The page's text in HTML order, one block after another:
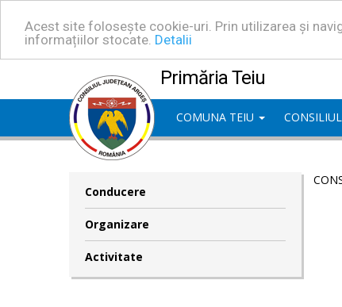
Acest site folosește cookie-uri. Prin utilizarea și
informațiilor stocate. Detalii
Primăria Teiu
COMUNA TEIU
Conducere
Organizare
Activitate